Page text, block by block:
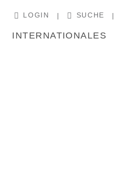
LOGIN SUCHE
INTERNATIONALES